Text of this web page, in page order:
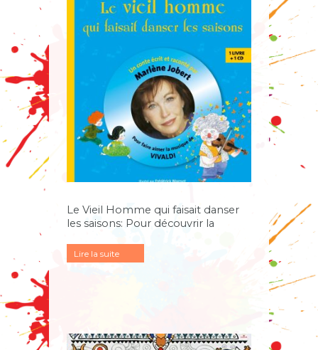
Le Vieil Homme qui faisait danser
les saisons: Pour découvrir la
Lire la suite